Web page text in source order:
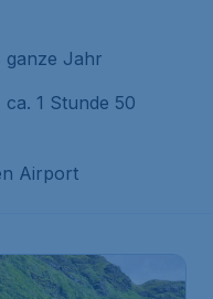
ganze Jahr
ca. 1 Stunde 50
Airport